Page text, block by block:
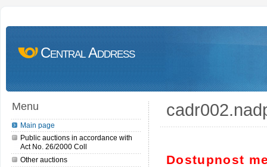
Central Address
Menu
Main page
Public auctions in accordance with
Act No. 26/2000 Coll
Other auctions
Dostupnost